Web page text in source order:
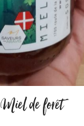
Miel de forêt